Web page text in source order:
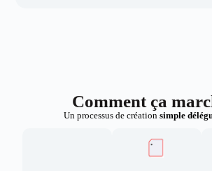
Comment ça
Un processus de création simple